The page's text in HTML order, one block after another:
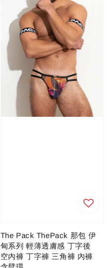
The Pack ThePack 那包 伊
甸系列 輕薄透膚感 丁字後
空內褲 丁字褲 三角褲 內褲